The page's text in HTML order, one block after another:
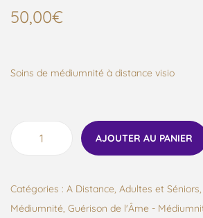
50,00€
Soins de médiumnité à distance visio
AJOUTER AU PANIER
Catégories : A Distance, Adultes et Séniors,
Médiumnité, Guérison de l'Âme -